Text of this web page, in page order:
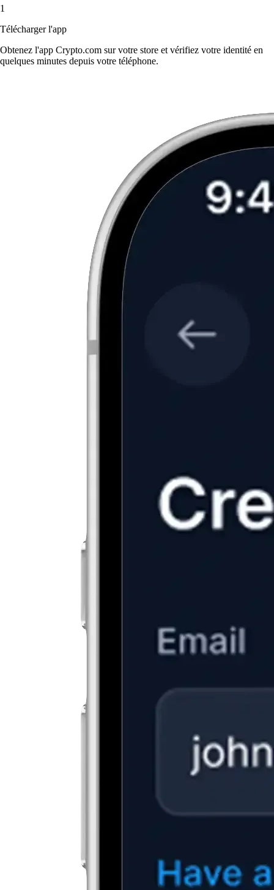
1
Télécharger l'app
Obtenez l'app Crypto.com sur votre store et vérifiez votre identité en
quelques minutes depuis votre téléphone.